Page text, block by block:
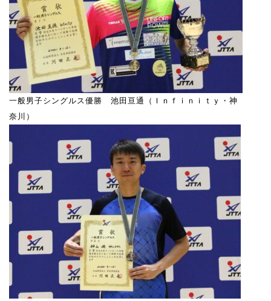
一般男子シングルス優勝 池田亘通（Ｉｎｆｉｎｉｔｙ・神
奈川）